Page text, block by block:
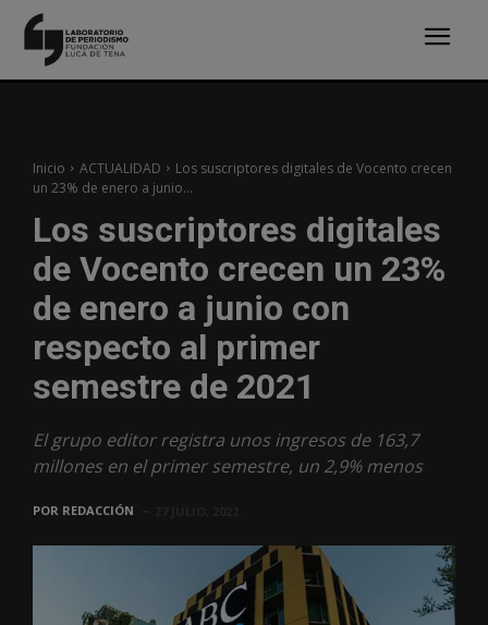
Inicio ACTUALIDAD
Los suscriptores digitales de Vocento crecen
un 23% de enero a junio...
Los suscriptores digitales
de Vocento crecen un 23%
de enero a junio con
respecto al primer
semestre de 2021
El grupo editor registra unos ingresos de 163,7
millones en el primer semestre, un 2,9% menos
POR REDACCIÓN